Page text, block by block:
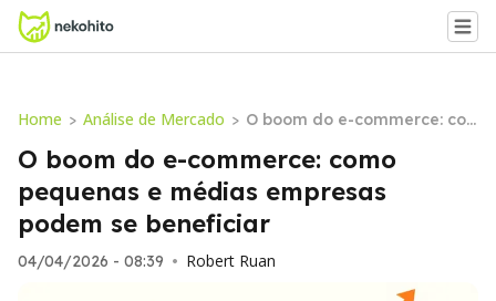
Home > Análise de Mercado > O boom do e-commerce: co
resas podem se beneficiar
O boom do e-commerce: como
pequenas e médias empresas
podem se beneficiar
04/04/2026 - 08:39 • Robert Ruan